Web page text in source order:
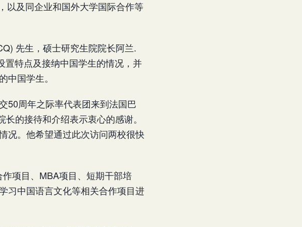
以及同企业和国外大学国际合作等
先生，硕士研究生院院长阿兰.
置特点及接纳中国学生的情况，并
国学生。
50周年之际率代表团来到法国巴
的接待和介绍表示衷心的感谢。
况。他希望通过此次访问两校很快
项目、MBA项目、短期干部培
习中国语言文化等相关合作项目进